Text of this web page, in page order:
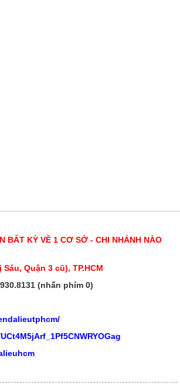
BẤT KỲ VỀ 1 CƠ SỞ - CHI NHÁNH NÀO
Quận 3 cũ), TP.HCM
(nhấn phím 0)